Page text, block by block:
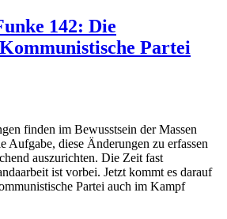
142: Die
Partei
finden im Bewusstsein der Massen
Aufgabe, diese Änderungen zu erfassen
auszurichten. Die Zeit fast
ist vorbei. Jetzt kommt es darauf
Partei auch im Kampf